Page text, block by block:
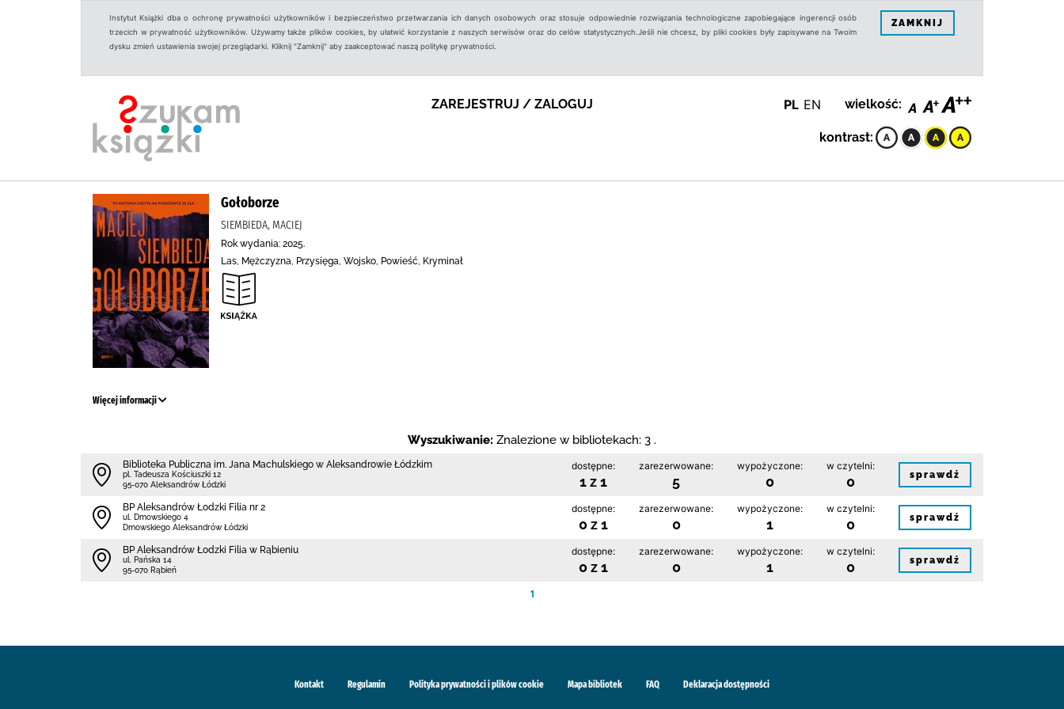
Instytut Książki dba o ochronę prywatności użytkowników i bezpieczeństwo przetwarzania ich danych osobowych oraz stosuje odpowiednie rozwiązania technologiczne zapobiegające ingerencji osób
trzecich w prywatność użytkowników. Używamy także plików cookies, by ułatwić korzystanie z naszych serwisów oraz do celów statystycznych.Jeśli nie chcesz, by pliki cookies były zapisywane na Twoim
dysku zmień ustawienia swojej przeglądarki. Kliknij "Zamknij" aby zaakceptować naszą politykę prywatności.
ZAMKNIJ
ZAREJESTRUJ / ZALOGUJ PL EN wielkość:
kontrast:
Gołoborze
SIEMBIEDA, MACIEJ
Rok wydania: 2025.
Las, Mężczyzna, Przysięga, Wojsko, Powieść, Kryminał
Więcej informacji
Wyszukiwanie: Znalezione w bibliotekach: 3 .
Biblioteka Publiczna im. Jana Machulskiego w Aleksandrowie Łódzkim
pl. Tadeusza Kościuszki 12
95-070 Aleksandrów Łódzki
dostępne:
1 z 1
zarezerwowane:
5
wypożyczone:
0
w czytelni:
0 sprawdź
BP Aleksandrów Łodzki Filia nr 2
ul. Dmowskiego 4
Dmowskiego Aleksandrów Łódzki
dostępne:
0 z 1
zarezerwowane:
0
wypożyczone:
1
w czytelni:
0 sprawdź
BP Aleksandrów Łodzki Filia w Rąbieniu
ul. Pańska 14
95-070 Rąbień
dostępne:
0 z 1
zarezerwowane:
0
wypożyczone:
1
w czytelni:
0 sprawdź
1
Kontakt Regulamin Polityka prywatności i plików cookie Mapa bibliotek FAQ Deklaracja dostępności